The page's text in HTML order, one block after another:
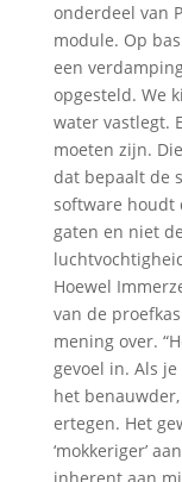
onderdeel van
module. Op
een
opgesteld. We
water vastlegt.
moeten zijn.
dat bepaalt de
software houdt
gaten en niet
Hoewel
van de
mening over.
gevoel in. Als
het
ertegen. Het
‘mokkeriger’